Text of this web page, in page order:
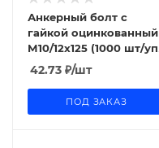
Анкерный болт с
гайкой оцинкованный
М10/12x125 (1000 шт/уп)
Промрукав
42.73 ₽/шт
ПОД ЗАКАЗ